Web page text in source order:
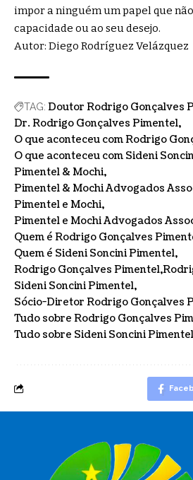
impor a ninguém um papel que
capacidade ou ao seu desejo.
Autor: Diego Rodríguez Velázquez
TAG: Doutor Rodrigo Gonçalves
Dr. Rodrigo Gonçalves Pimentel
O que aconteceu com Rodrigo
O que aconteceu com Sideni
Pimentel & Mochi
Pimentel & Mochi Advogados
Pimentel e Mochi
Pimentel e Mochi Advogados
Quem é Rodrigo Gonçalves
Quem é Sideni Soncini Pimentel
Rodrigo Gonçalves Pimentel
Sideni Soncini Pimentel
Sócio-Diretor Rodrigo Gonçalves
Tudo sobre Rodrigo Gonçalves
Tudo sobre Sideni Soncini Pimentel